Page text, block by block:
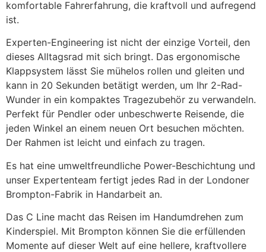
komfortable Fahrerfahrung, die kraftvoll und aufregend
ist.
Experten-Engineering ist nicht der einzige Vorteil, den
dieses Alltagsrad mit sich bringt. Das ergonomische
Klappsystem lässt Sie mühelos rollen und gleiten und
kann in 20 Sekunden betätigt werden, um Ihr 2-Rad-
Wunder in ein kompaktes Tragezubehör zu verwandeln.
Perfekt für Pendler oder unbeschwerte Reisende, die
jeden Winkel an einem neuen Ort besuchen möchten.
Der Rahmen ist leicht und einfach zu tragen.
Es hat eine umweltfreundliche Power-Beschichtung und
unser Expertenteam fertigt jedes Rad in der Londoner
Brompton-Fabrik in Handarbeit an.
Das C Line macht das Reisen im Handumdrehen zum
Kinderspiel. Mit Brompton können Sie die erfüllenden
Momente auf dieser Welt auf eine hellere, kraftvollere